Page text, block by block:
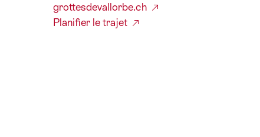
grottesdevallorbe.ch
Planifier le trajet